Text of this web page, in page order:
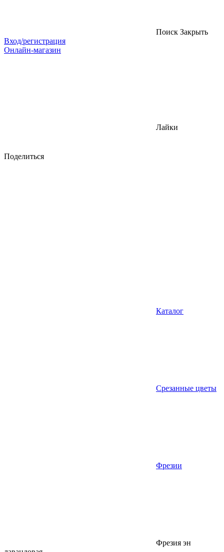
Поиск Закрыть
Вход/регистрация
Онлайн-магазин
Лайки
Поделиться
Каталог
Срезанные цветы
Фрезии
Фрезия эн